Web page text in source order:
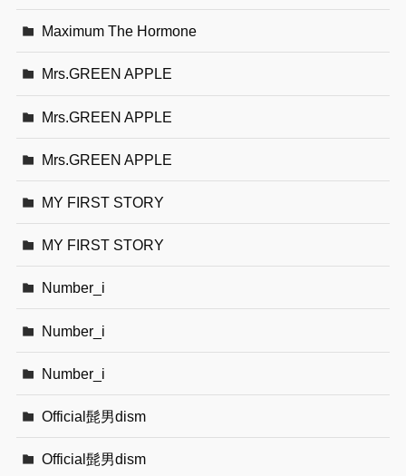
Maximum The Hormone
Mrs.GREEN APPLE
Mrs.GREEN APPLE
Mrs.GREEN APPLE
MY FIRST STORY
MY FIRST STORY
Number_i
Number_i
Number_i
Official髭男dism
Official髭男dism